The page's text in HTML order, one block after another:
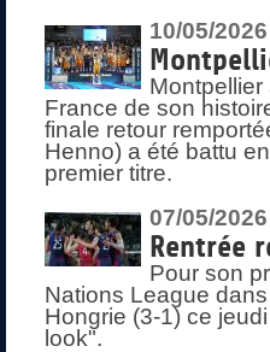
10/05/2026
France de son
finale retour
Henno) a été battu
premier titre.
07/05/2026
Rentrée
Pour son
Nations League
Hongrie (3-1) ce
look".